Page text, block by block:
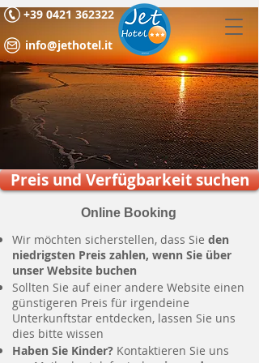
info@jethotel.it
+39 0421 362322
Preis und Verfügbarkeit suchen
Online Booking
Wir möchten sicherstellen, dass Sie den
niedrigsten Preis zahlen, wenn Sie über
unser Website buchen
Sollten Sie auf einer andere Website einen
günstigeren Preis für irgendeine
Unterkunftstar entdecken, lassen Sie uns
dies bitte wissen
Haben Sie Kinder? Kontaktieren Sie uns